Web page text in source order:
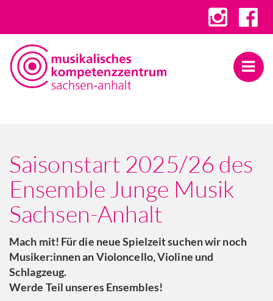
Saisonstart 2025/26 des
Ensemble Junge Musik
Sachsen-Anhalt
Mach mit! Für die neue Spielzeit suchen wir noch
Musiker:innen an Violoncello, Violine und
Schlagzeug.
Werde Teil unseres Ensembles!